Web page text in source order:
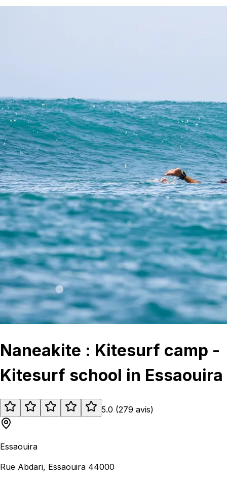
Naneakite : Kitesurf camp -
Kitesurf school in Essaouira
5.0 (279 avis)
Essaouira
Rue Abdari, Essaouira 44000